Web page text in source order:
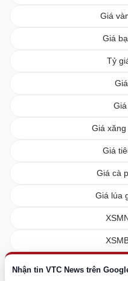
Nhận tin VTC News trên
Giá
Giá
Tỷ
Giá
Giá
Giá cà
Giá lúa